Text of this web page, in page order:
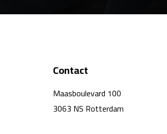
Contact
Maasboulevard 100
3063 NS Rotterdam